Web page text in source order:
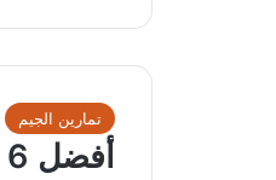
تمارين الجيم